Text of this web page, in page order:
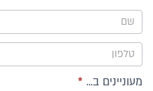
תפריט
צד
מעוניינים ב... *